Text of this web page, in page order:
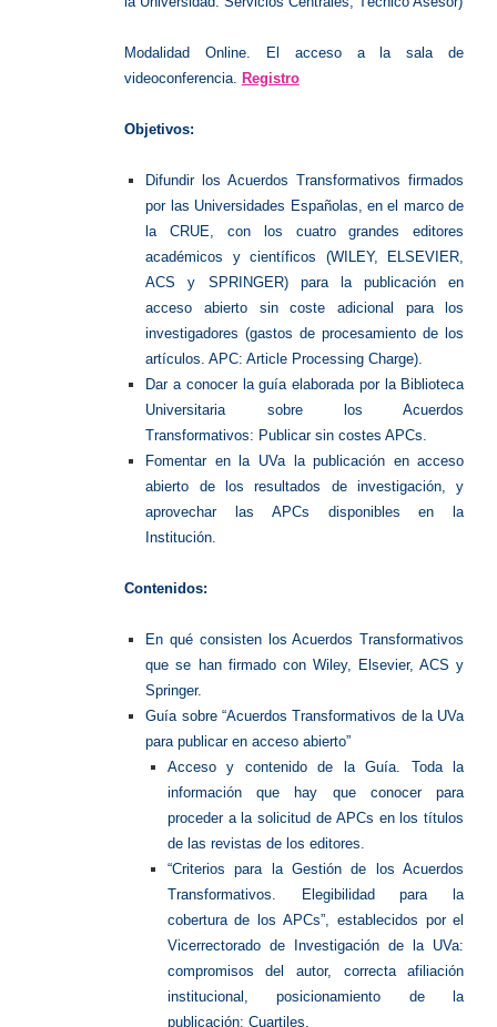
Modalidad Online. El acceso a la sala de
videoconferencia. Registro
Objetivos:
Difundir los Acuerdos Transformativos firmados
por las Universidades Españolas, en el marco de
la CRUE, con los cuatro grandes editores
académicos y científicos (WILEY, ELSEVIER,
ACS y SPRINGER) para la publicación en
acceso abierto sin coste adicional para los
investigadores (gastos de procesamiento de los
artículos. APC: Article Processing Charge).
Dar a conocer la guía elaborada por la Biblioteca
Universitaria sobre los Acuerdos
Transformativos: Publicar sin costes APCs.
Fomentar en la UVa la publicación en acceso
abierto de los resultados de investigación, y
aprovechar las APCs disponibles en la
Institución.
Contenidos:
En qué consisten los Acuerdos Transformativos
que se han firmado con Wiley, Elsevier, ACS y
Springer.
Guía sobre “Acuerdos Transformativos de la UVa
para publicar en acceso abierto”
Acceso y contenido de la Guía. Toda la
información que hay que conocer para
proceder a la solicitud de APCs en los títulos
de las revistas de los editores.
“Criterios para la Gestión de los Acuerdos
Transformativos. Elegibilidad para la
cobertura de los APCs”, establecidos por el
Vicerrectorado de Investigación de la UVa:
compromisos del autor, correcta afiliación
institucional, posicionamiento de la
publicación: Cuartiles.